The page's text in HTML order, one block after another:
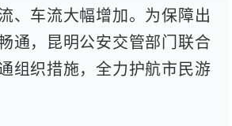
、车流大幅增加。为保障出
通，昆明公安交管部门联合
组织措施，全力护航市民游